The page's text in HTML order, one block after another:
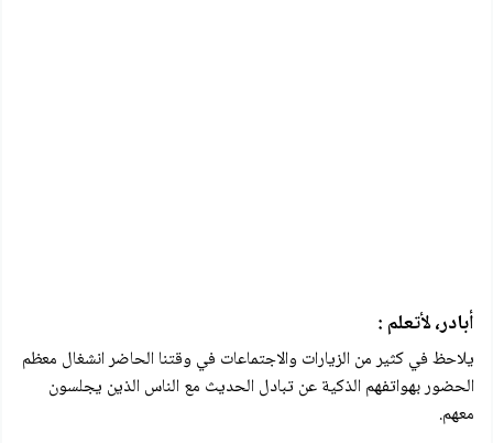
أبادر، لأتعلم :
يلاحظ في كثير من الزيارات والاجتماعات في وقتنا الحاضر انشغال معظم
الحضور بهواتفهم الذكية عن تبادل الحديث مع الناس الذين يجلسون
معهم.